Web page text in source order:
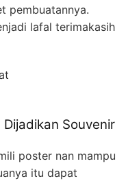
pembuatannya.
lafal terimakasih
Souvenir
poster nan mampu
itu dapat